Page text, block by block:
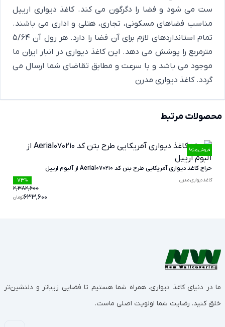
ست می شود و فضا را دگرگون می کند. کاغذ دیواری ارییل
مناسب فضاهای مسکونی، تجاری، هتلی و اداری می باشند.
تمام استانداردهای لازم برای آن فضا را دارد. هر رول آن 5/64
مترمربع را پوشش می دهد. این کاغذ دیواری در انبار ایران ما
موجود می باشد و با سرعت و مطابق تقاضای شما ارسال می
گردد.کاغذ دیواری مدرن
محصولات مرتبط
فروش ویژه!
حراج کاغذ دیواری آمریکایی طرح بتن کد Aerial070210 از آلبوم ارییل
کاغذدیواری مدرن %
73
2,382,600
تومان633,600
ما در دنیای کاغذ دیواری، همراه شما هستیم تا فضایی زیباتر و دلنشین‌تر
خلق کنید. رضایت شما اولویت اصلی ماست.